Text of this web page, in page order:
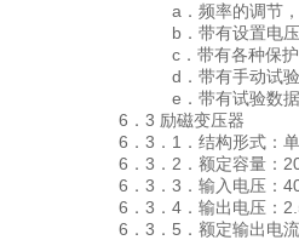
a．频率的调节，上
b．带有设置电压、
c．带有各种保护功
d．带有手动试验
e．带有试验数据
6．3 励磁变压器
6．3．1．结构形式：
6．3．2．额定容量：
6．3．3．输入电压：
6．3．4．输出电压：
6．3．5．额定输出电